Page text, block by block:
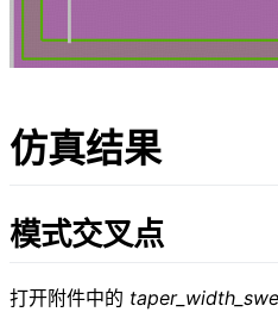
仿真结果
模式交叉点
打开附件中的